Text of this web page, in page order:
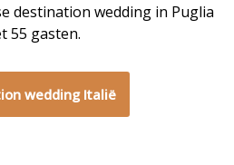
destination wedding in Puglia
55 gasten.
wedding Italië